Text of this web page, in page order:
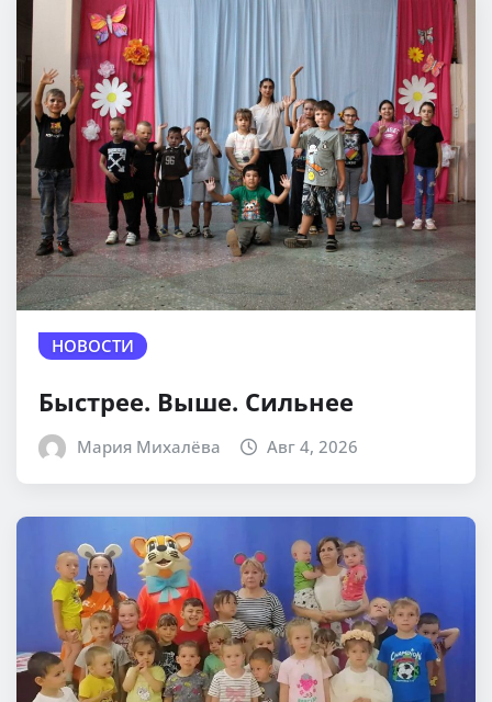
НОВОСТИ
Быстрее. Выше. Сильнее
Мария Михалёва Авг 4, 2026